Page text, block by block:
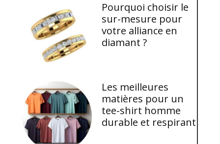
Pourquoi choisir le
sur-mesure pour
votre alliance en
diamant ?
Les meilleures
matières pour un
tee-shirt homme
durable et respirant